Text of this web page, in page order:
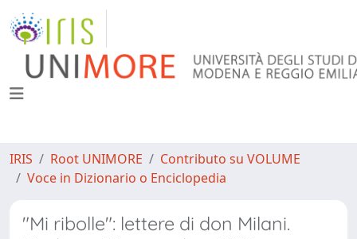
IRIS Root UNIMORE
Contributo su VOLUME
Voce in Dizionario o Enciclopedia
"Mi ribolle": lettere di don Milani.